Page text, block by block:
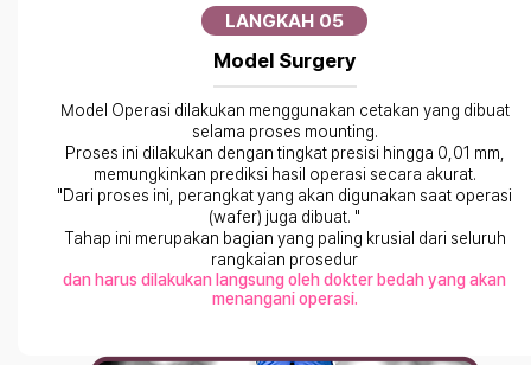
LANGKAH 05
Model Surgery
Model Operasi dilakukan menggunakan cetakan yang dibuat
selama proses mounting.
Proses ini dilakukan dengan tingkat presisi hingga 0,01 mm,
memungkinkan prediksi hasil operasi secara akurat.
"Dari proses ini, perangkat yang akan digunakan saat operasi
(wafer) juga dibuat. "
Tahap ini merupakan bagian yang paling krusial dari seluruh
rangkaian prosedur
dan harus dilakukan langsung oleh dokter bedah yang akan
menangani operasi.